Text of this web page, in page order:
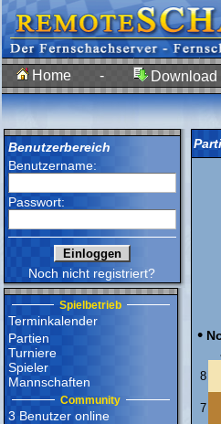
Home - Download
Benutzerbereich
Benutzername:
Passwort:
Noch nicht registriert?
Spielbetrieb
Terminkalender
Partien
Turniere
Spieler
Mannschaften
Community
3 Benutzer online
•
8
7